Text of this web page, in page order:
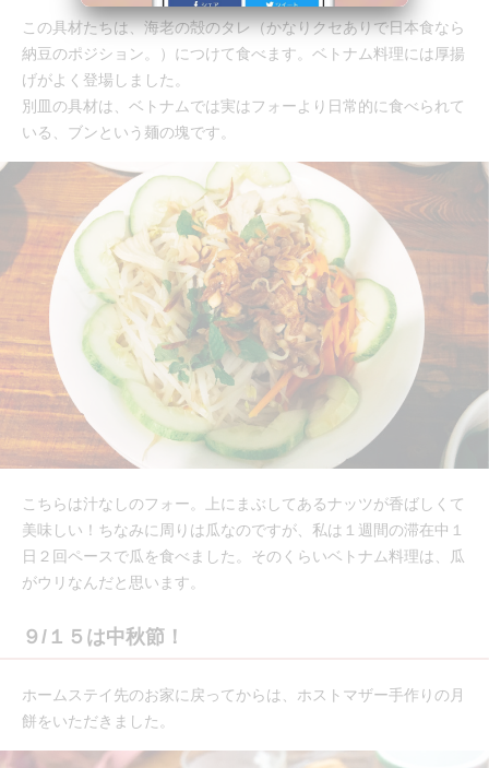
この具材たちは、海老の殻のタレ（かなりクセありで日本食なら
納豆のポジション。）につけて食べます。ベトナム料理には厚揚
げがよく登場しました。
別皿の具材は、ベトナムでは実はフォーより日常的に食べられて
いる、ブンという麺の塊です。
こちらは汁なしのフォー。上にまぶしてあるナッツが香ばしくて
美味しい！ちなみに周りは瓜なのですが、私は１週間の滞在中１
日２回ペースで瓜を食べました。そのくらいベトナム料理は、瓜
がウリなんだと思います。
９/１５は中秋節！
ホームステイ先のお家に戻ってからは、ホストマザー手作りの月
餅をいただきました。